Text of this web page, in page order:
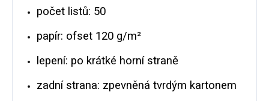
počet listů: 50
papír: ofset 120 g/m²
lepení: po krátké horní straně
zadní strana: zpevněná tvrdým kartonem